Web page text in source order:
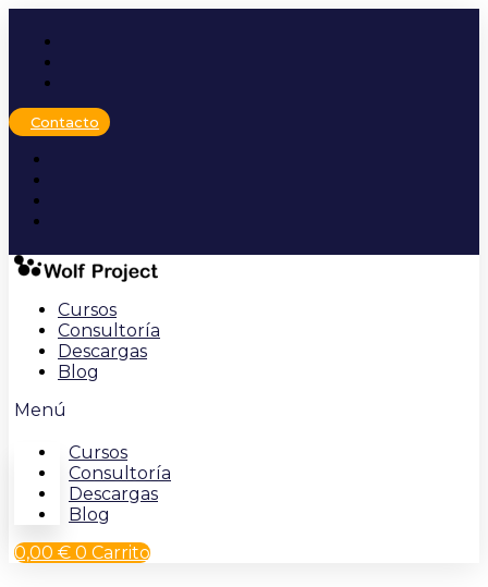
contenido
Contacto
Cursos
Consultoría
Descargas
Blog
Menú
Cursos
Consultoría
Descargas
Blog
0,00 € 0 Carrito